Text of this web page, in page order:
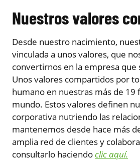
Nuestros valores
Desde nuestro nacimiento,
vinculada a unos valores, que
convertirnos en la empresa que
Unos valores compartidos por
humano en nuestras más de 19
mundo. Estos valores definen
corporativa nutriendo las
mantenemos desde hace más
amplia red de clientes y
consultarlo haciendoclic aquí.